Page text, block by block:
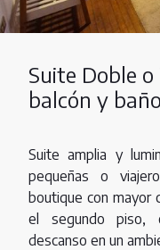
Suite Doble
balcón y
Suite amplia y
pequeñas o
boutique con mayor
el segundo piso,
descanso en un